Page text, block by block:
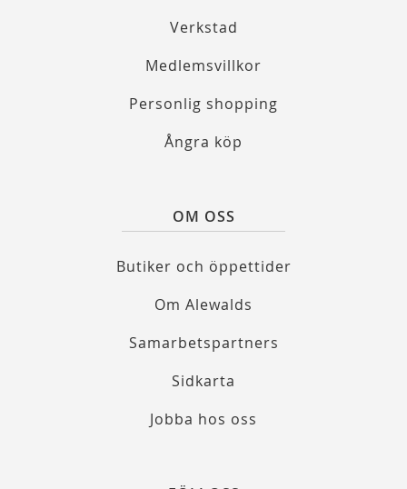
Verkstad
Medlemsvillkor
Personlig shopping
Ångra köp
OM OSS
Butiker och öppettider
Om Alewalds
Samarbetspartners
Sidkarta
Jobba hos oss